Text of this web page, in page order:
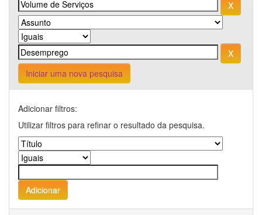
Iniciar uma nova pesquisa
Adicionar filtros:
Utilizar filtros para refinar o resultado da pesquisa.